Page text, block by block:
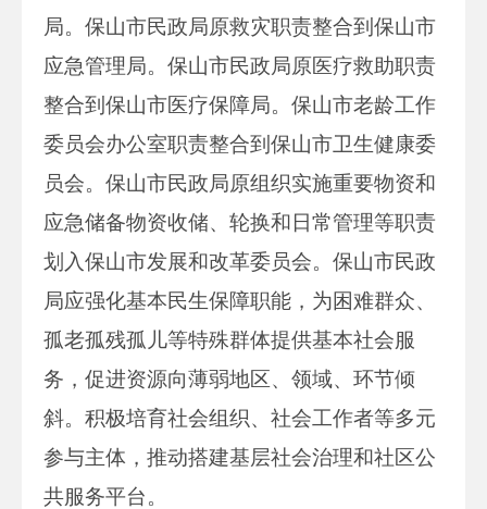
局。保山市民政局原救灾职责整合到保山市
应急管理局。保山市民政局原医疗救助职责
整合到保山市医疗保障局。保山市老龄工作
委员会办公室职责整合到保山市卫生健康委
员会。保山市民政局原组织实施重要物资和
应急储备物资收储、轮换和日常管理等职责
划入保山市发展和改革委员会。保山市民政
局应强化基本民生保障职能，为困难群众、
孤老孤残孤儿等特殊群体提供基本社会服
务，促进资源向薄弱地区、领域、环节倾
斜。积极培育社会组织、社会工作者等多元
参与主体，推动搭建基层社会治理和社区公
共服务平台。